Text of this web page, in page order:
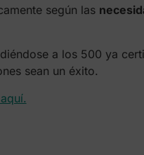
según las
a los 500 ya
sean un éxito.